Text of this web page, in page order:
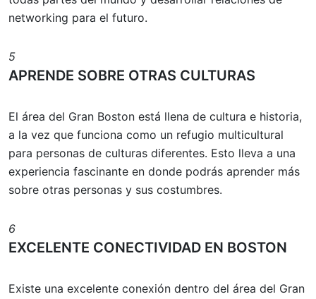
networking para el futuro.
5
APRENDE SOBRE OTRAS CULTURAS
El área del Gran Boston está llena de cultura e historia,
a la vez que funciona como un refugio multicultural
para personas de culturas diferentes. Esto lleva a una
experiencia fascinante en donde podrás aprender más
sobre otras personas y sus costumbres.
6
EXCELENTE CONECTIVIDAD EN BOSTON
Existe una excelente conexión dentro del área del Gran